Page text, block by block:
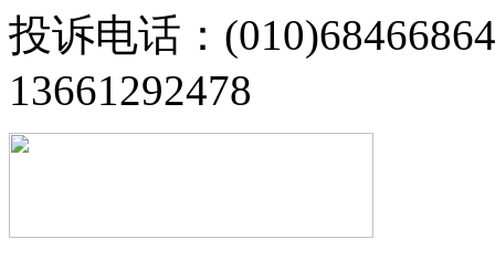
投诉电话：
13661292478